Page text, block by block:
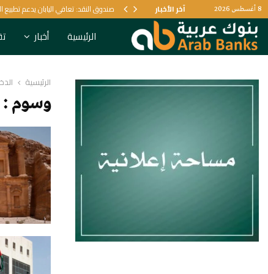
8 أغسطس 2026 آخر الأخبار البنكي صندوق النقد: تعافي اليابان يدعم تطبيع
الرئيسية أخبار
الرئيسية
وسوم :